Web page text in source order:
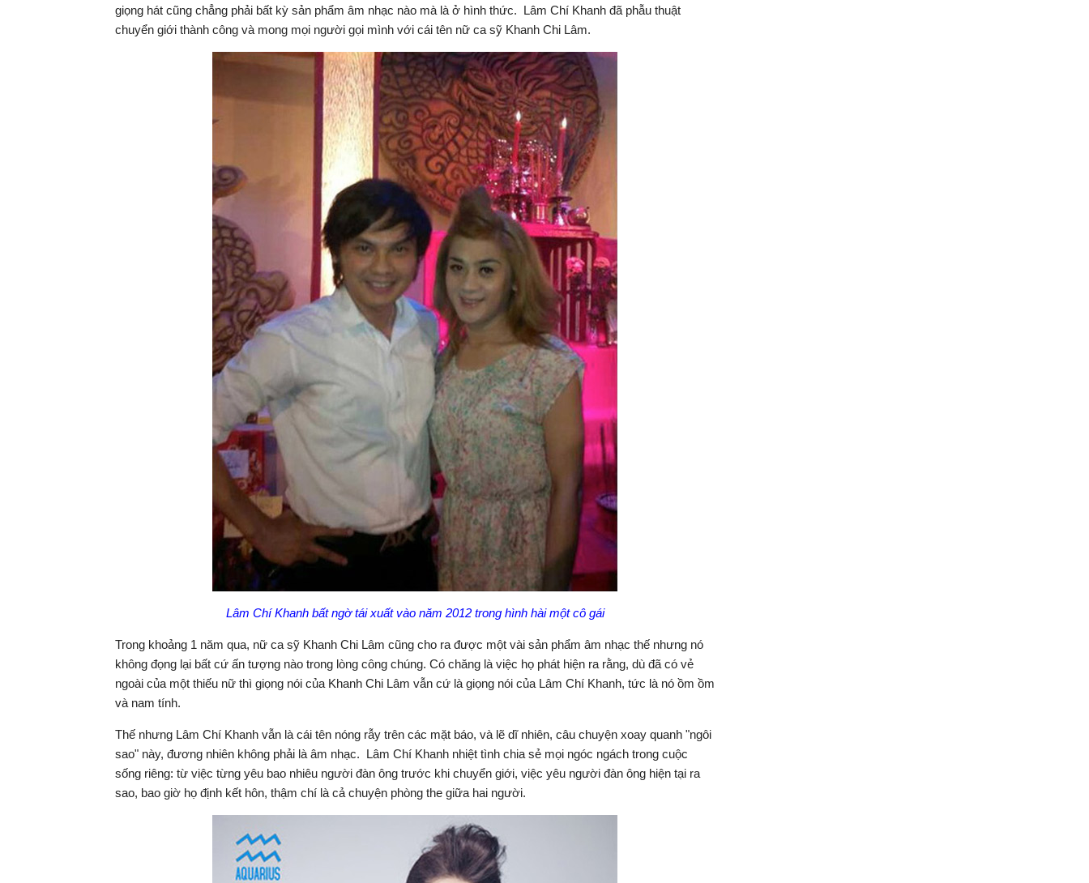
giọng hát cũng chẳng phải bất kỳ sản phẩm âm nhạc nào mà là ở hình thức. Lâm Chí Khanh đã phẫu thuật
chuyển giới thành công và mong mọi người gọi mình với cái tên nữ ca sỹ Khanh Chi Lâm.
Lâm Chí Khanh bất ngờ tái xuất vào năm 2012 trong hình hài một cô gái
Trong khoảng 1 năm qua, nữ ca sỹ Khanh Chi Lâm cũng cho ra được một vài sản phẩm âm nhạc thế nhưng nó
không đọng lại bất cứ ấn tượng nào trong lòng công chúng. Có chăng là việc họ phát hiện ra rằng, dù đã có vẻ
ngoài của một thiếu nữ thì giọng nói của Khanh Chi Lâm vẫn cứ là giọng nói của Lâm Chí Khanh, tức là nó ồm ồm
và nam tính.
Thế nhưng Lâm Chí Khanh vẫn là cái tên nóng rẫy trên các mặt báo, và lẽ dĩ nhiên, câu chuyện xoay quanh "ngôi
sao" này, đương nhiên không phải là âm nhạc. Lâm Chí Khanh nhiệt tình chia sẻ mọi ngóc ngách trong cuộc
sống riêng: từ việc từng yêu bao nhiêu người đàn ông trước khi chuyển giới, việc yêu người đàn ông hiện tại ra
sao, bao giờ họ định kết hôn, thậm chí là cả chuyện phòng the giữa hai người.